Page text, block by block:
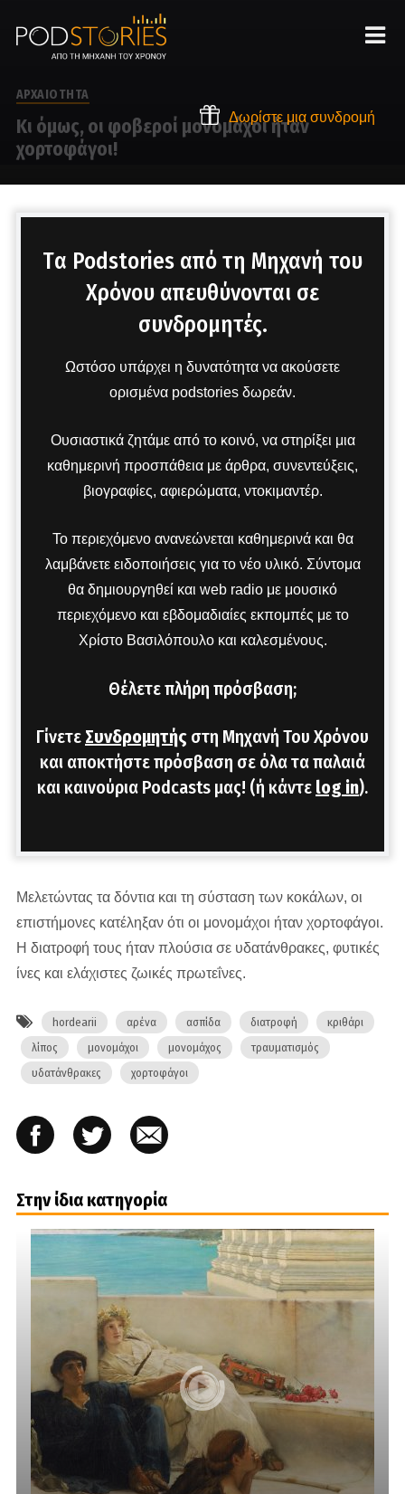
Δωρίστε μια συνδρομή
ΑΡΧΑΙΟΤΗΤΑ
Κι όμως, οι φοβεροί μονομάχοι ήταν
χορτοφάγοι!
Tα Podstories από τη Μηχανή του
Χρόνου απευθύνονται σε
συνδρομητές.
Ωστόσο υπάρχει η δυνατότητα να ακούσετε
ορισμένα podstories δωρεάν.
Ουσιαστικά ζητάμε από το κοινό, να στηρίξει μια
καθημερινή προσπάθεια με άρθρα, συνεντεύξεις,
βιογραφίες, αφιερώματα, ντοκιμαντέρ.
Το περιεχόμενο ανανεώνεται καθημερινά και θα
λαμβάνετε ειδοποιήσεις για το νέο υλικό. Σύντομα
θα δημιουργηθεί και web radio με μουσικό
περιεχόμενο και εβδομαδιαίες εκπομπές με το
Χρίστο Βασιλόπουλο και καλεσμένους.
Θέλετε πλήρη πρόσβαση;
Γίνετε Συνδρομητής στη Μηχανή Του Χρόνου
και αποκτήστε πρόσβαση σε όλα τα παλαιά
και καινούρια Podcasts μας! (ή κάντε log in).
Μελετώντας τα δόντια και τη σύσταση των κοκάλων, οι
επιστήμονες κατέληξαν ότι οι μονομάχοι ήταν χορτοφάγοι.
Η διατροφή τους ήταν πλούσια σε υδατάνθρακες, φυτικές
ίνες και ελάχιστες ζωικές πρωτεΐνες.
hordearii αρένα ασπίδα διατροφή
κριθάρι
λίπος
μονομάχοι μονομάχος
τραυματισμός
υδατάνθρακες
χορτοφάγοι
Στην ίδια κατηγορία